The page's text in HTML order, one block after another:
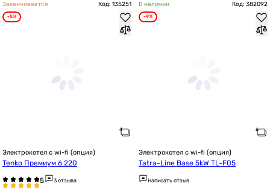
Заканчивается Код: 135251
-5%
Электрокотел с wi-fi (опция)
Tenko Премиум 6 220
3 отзыва
В наличии Код: 382092
-9%
Электрокотел с wi-fi (опция)
Tatra-Line Base 5kW TL-F05
Написать отзыв